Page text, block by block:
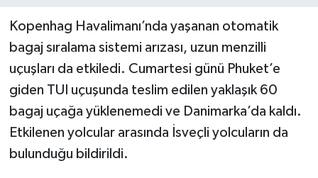
Kopenhag Havalimanı’nda yaşanan otomatik
bagaj sıralama sistemi arızası, uzun menzilli
uçuşları da etkiledi. Cumartesi günü Phuket’e
giden TUI uçuşunda teslim edilen yaklaşık 60
bagaj uçağa yüklenemedi ve Danimarka’da kaldı.
Etkilenen yolcular arasında İsveçli yolcuların da
bulunduğu bildirildi.